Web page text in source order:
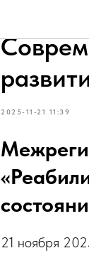
2025-11-21 11:39
21 ноября